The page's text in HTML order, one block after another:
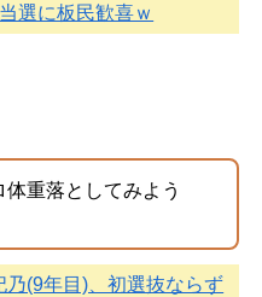
選に板民歓喜ｗ
重落としてみよう
乃(9年目)、初選抜ならず